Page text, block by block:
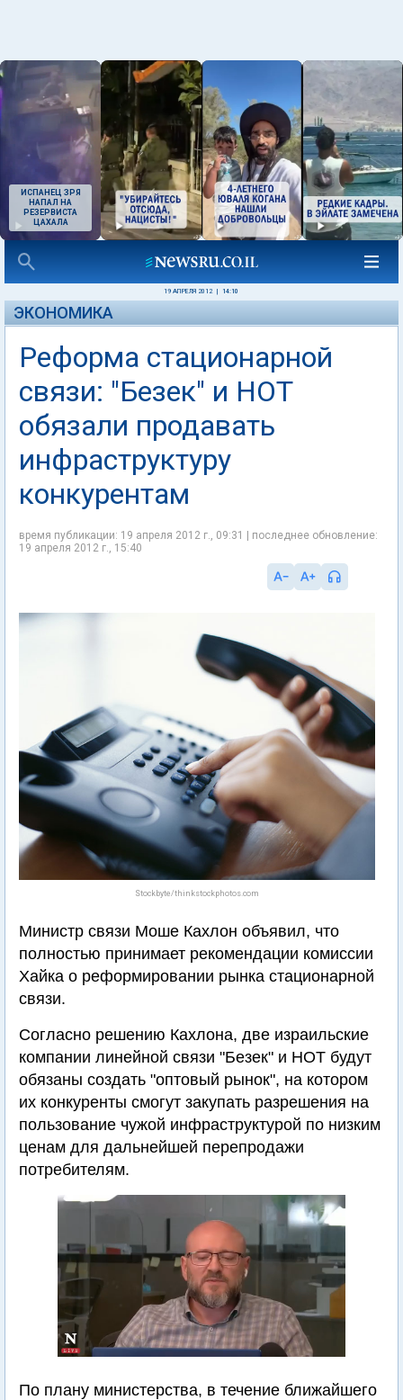
ИСПАНЕЦ ЗРЯ
НАПАЛ НА
РЕЗЕРВИСТА
ЦАХАЛА
19 АПРЕЛЯ 2012 14:10
ЭКОНОМИКА
Реформа стационарной
связи: "Безек" и HOT
обязали продавать
инфраструктуру
конкурентам
время публикации: 19 апреля 2012 г., 09:31 | последнее обновление:
19 апреля 2012 г., 15:40
Stockbyte/thinkstockphotos.com
Министр связи Моше Кахлон объявил, что
полностью принимает рекомендации комиссии
Хайка о реформировании рынка стационарной
связи.
Согласно решению Кахлона, две израильские
компании линейной связи "Безек" и HOT будут
обязаны создать "оптовый рынок", на котором
их конкуренты смогут закупать разрешения на
пользование чужой инфраструктурой по низким
ценам для дальнейшей перепродажи
потребителям.
По плану министерства, в течение ближайшего